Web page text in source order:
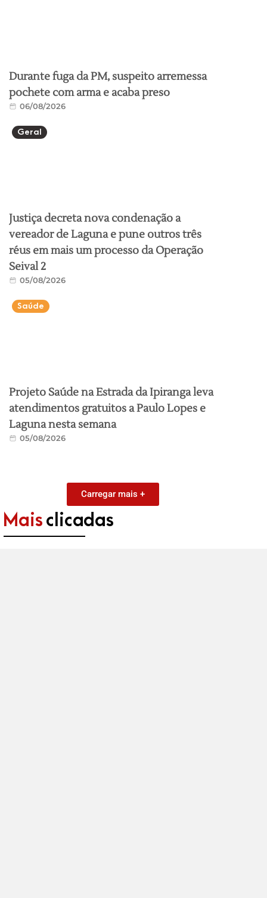
Durante fuga da PM, suspeito arremessa
pochete com arma e acaba preso
06/08/2026
Geral
Justiça decreta nova condenação a
vereador de Laguna e pune outros três
réus em mais um processo da Operação
Seival 2
05/08/2026
Saúde
Projeto Saúde na Estrada da Ipiranga leva
atendimentos gratuitos a Paulo Lopes e
Laguna nesta semana
05/08/2026
Carregar mais +
Mais clicadas